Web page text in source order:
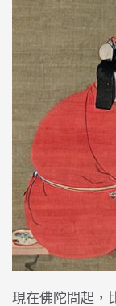
現在佛陀問起，